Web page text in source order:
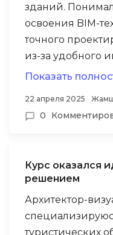
зданий.
освоения BIM-
точного
из-за удобного
возможностей.
программе и
моделей
Самым сложным
проект
особенностей
работать с
сканирования и
Программа
Показать
22 апреля 2025
0
Курс оказался
решением
Архитектор-
туристических